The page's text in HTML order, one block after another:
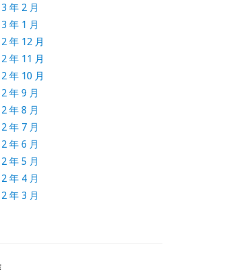
年 2 月
年 1 月
年 12 月
年 11 月
年 10 月
年 9 月
年 8 月
年 7 月
年 6 月
年 5 月
年 4 月
年 3 月